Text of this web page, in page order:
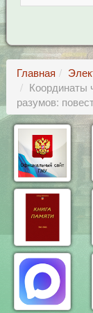
Главная
Координаты
разумов: